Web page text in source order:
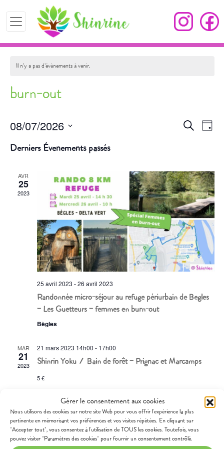
Gérer le consentement aux cookies
Nous utilisons des cookies sur notre site Web pour vous offrir l'expérience la plus
pertinente en mémorisant vos préférences et vos visites répétées. En cliquant sur
"Accepter tout", vous consentez à l'utilisation de TOUS les cookies. Toutefois, vous
pouvez visiter "Paramètres des cookies" pour fournir un consentement contrôlé.
Il n’y a pas d’évènements à venir.
burn-out
de
vues
Recherche
Jour
08/07/2026
une
Derniers Évènements passés
AVR
25
2023
25 avril 2023 -26 avril 2023
Randonnée micro-séjour au refuge périurbain de Bègles
– Les Guetteurs – femmes en burn-out
Bègles
MAR
21
2023
21 mars 2023 14h00 - 17h00
Shinrin Yoku / Bain de forêt – Prignac et Marcamps
5 €
28
2023
28 février 2023 13h30-17h00
Shinrin Yoku / Bain de forêt – Saint-Morillon
Saint-Morillon